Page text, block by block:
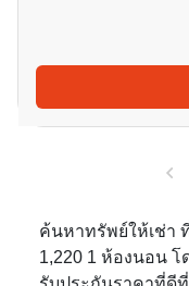
ค้นหาทรัพย์ให้เช่า
1,220 1 ห้องนอน